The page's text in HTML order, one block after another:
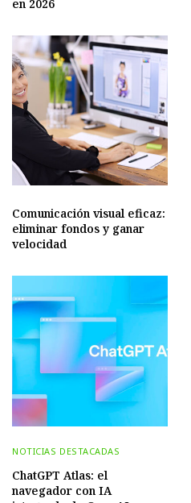
en 2026
Comunicación visual eficaz:
eliminar fondos y ganar
velocidad
NOTICIAS DESTACADAS
ChatGPT Atlas: el
navegador con IA